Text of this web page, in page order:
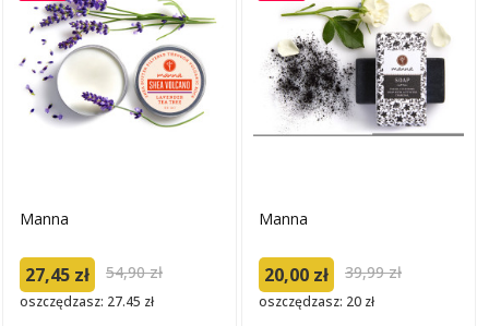
Manna
27,45 zł 54,90 zł
oszczędzasz: 27.45 zł
Manna
20,00 zł 39,99 zł
oszczędzasz: 20 zł